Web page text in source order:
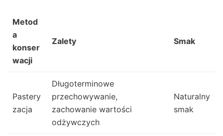
Metod
a
konser
wacji
Zalety Smak
Pastery
zacja
Długoterminowe
przechowywanie,
zachowanie wartości
odżywczych
Naturalny
smak